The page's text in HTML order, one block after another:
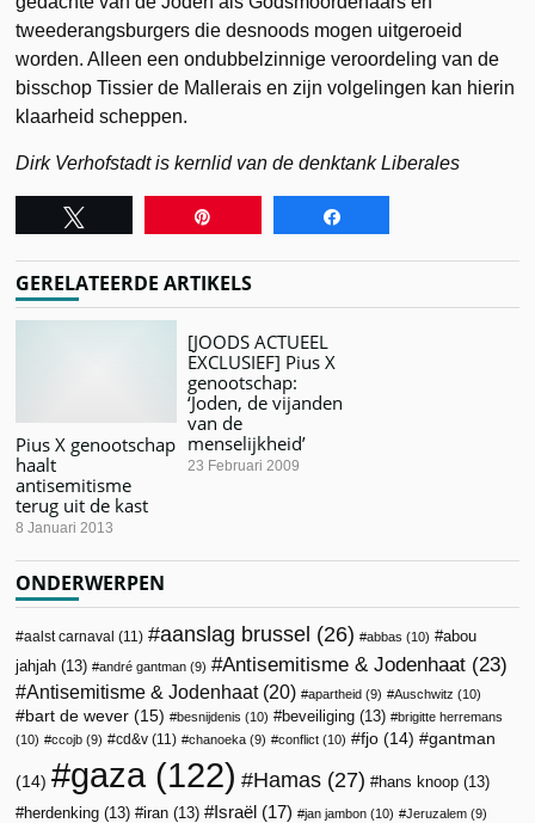
tweederangsburgers die desnoods mogen uitgeroeid
worden. Alleen een ondubbelzinnige veroordeling van de
bisschop Tissier de Mallerais en zijn volgelingen kan hierin
klaarheid scheppen.
Dirk Verhofstadt is kernlid van de denktank Liberales
GERELATEERDE ARTIKELS
Pius X genootschap
haalt
antisemitisme
terug uit de kast
8 Januari 2013
[JOODS ACTUEEL
EXCLUSIEF] Pius X
genootschap:
‘Joden, de vijanden
van de
menselijkheid’
23 Februari 2009
ONDERWERPEN
aalst carnaval (11) aanslag brussel (26) abbas (10)
abou
jahjah (13) andré gantman (9) Antisemitisme & Jodenhaat (23)
Antisemitisme & Jodenhaat(20) apartheid (9) Auschwitz (10)
bart de wever (15) besnijdenis (10) beveiliging (13)
brigitte herremans
(10)
ccojb (9) cd&v (11) chanoeka (9) conflict (10) fjo (14) gantman
(14) gaza(122) Hamas (27) hans knoop (13)
herdenking (13) iran (13) Israël (17) jan jambon (10) Jeruzalem (9)